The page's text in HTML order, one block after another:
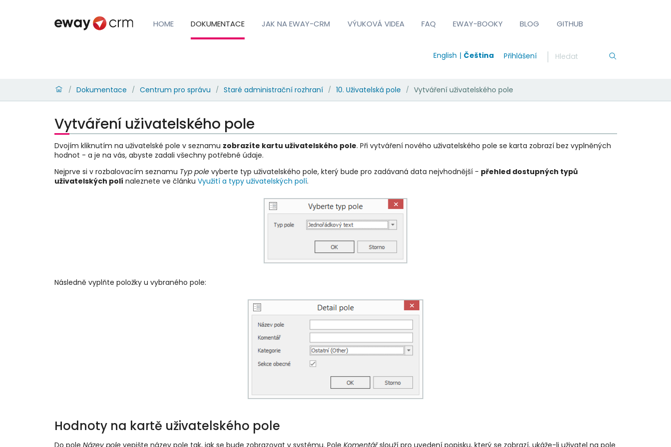
HOME DOKUMENTACE JAK NA EWAY-CRM VÝUKOVÁ VIDEA FAQ EWAY-BOOKY BLOG GITHUB
English Čeština Přihlášení
/ Dokumentace / Centrum pro správu / Staré administrační rozhraní / 10. Uživatelská pole / Vytváření uživatelského pole
Vytváření uživatelského pole
Dvojím kliknutím na uživatelské pole v seznamu zobrazíte kartu uživatelského pole. Při vytváření nového uživatelského pole se karta zobrazí bez vyplněných
hodnot - a je na vás, abyste zadali všechny potřebné údaje.
Nejprve si v rozbalovacím seznamu Typ polevyberte typ uživatelského pole, který bude pro zadávaná data nejvhodnější - přehled dostupných typů
uživatelských polí naleznete ve článku Využití a typy uživatelských polí.
Následně vyplňte položky u vybraného pole:
Hodnoty na kartě uživatelského pole